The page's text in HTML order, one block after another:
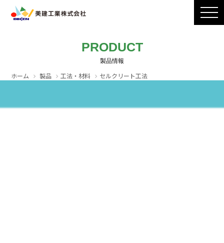
製品ラインナップ
CADダウンロード
PRODUCT
ホーム 製品 工法・材料 セルクリート工法